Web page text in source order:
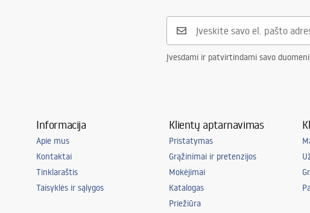
Įvesdami ir patvirtindami savo
Informacija
Apie mus
Kontaktai
Tinklaraštis
Taisyklės ir sąlygos
Klientų aptarnavimas
Pristatymas
Grąžinimai ir pretenzijos
Mokėjimai
Katalogas
Priežiūra